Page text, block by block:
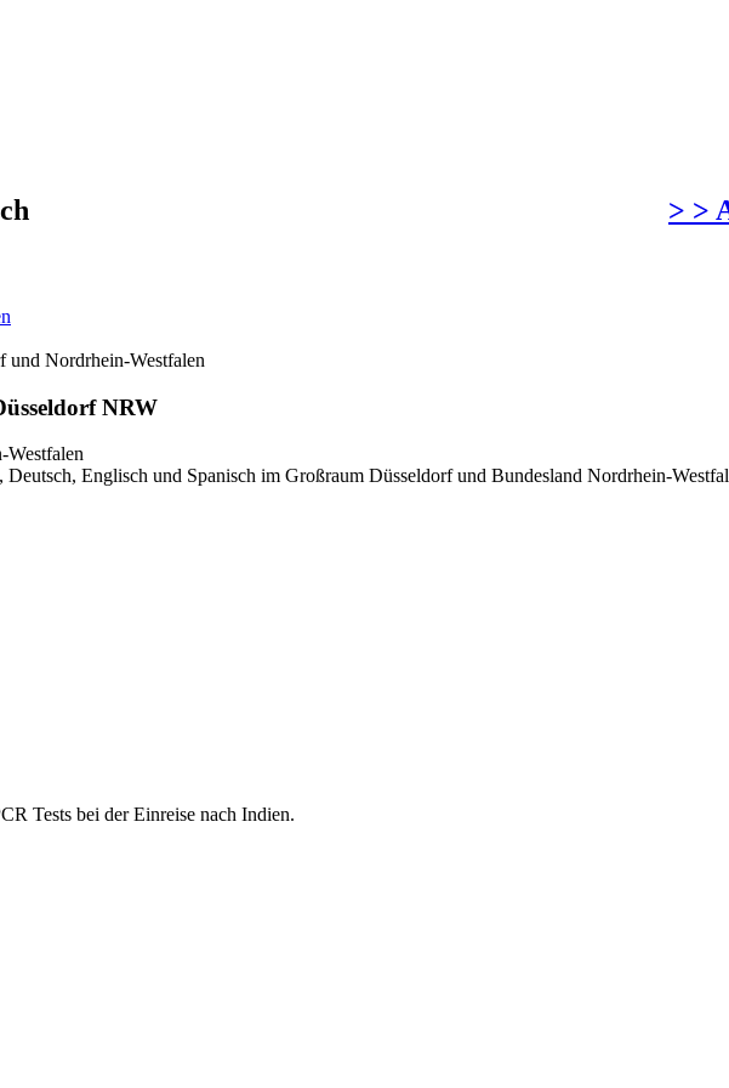
> >
und Nordrhein-Westfalen
NRW
Englisch und Spanisch im Großraum Düsseldorf und Bundesland Nordrhein-
Tests bei der Einreise nach Indien.